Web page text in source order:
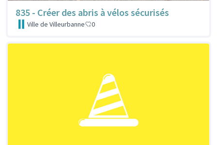
835 - Créer des abris à vélos sécurisés
Ville de Villeurbanne 0